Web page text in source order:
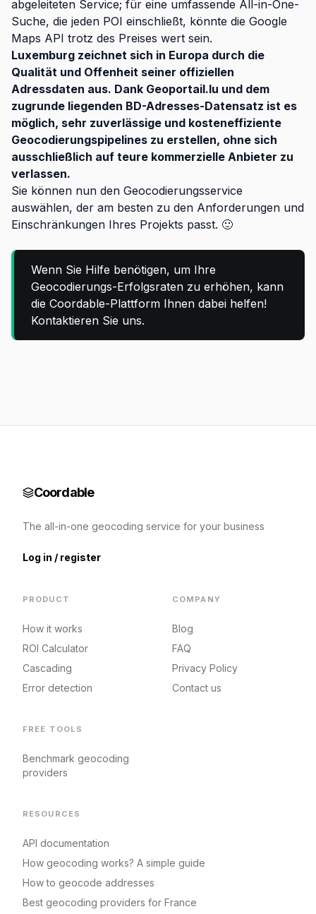
abgeleiteten Service; für eine umfassende All-in-One-
Suche, die jeden POI einschließt, könnte die Google
Maps API trotz des Preises wert sein.
Luxemburg zeichnet sich in Europa durch die
Qualität und Offenheit seiner offiziellen
Adressdaten aus. Dank Geoportail.lu und dem
zugrunde liegenden BD-Adresses-Datensatz ist es
möglich, sehr zuverlässige und kosteneffiziente
Geocodierungspipelines zu erstellen, ohne sich
ausschließlich auf teure kommerzielle Anbieter zu
verlassen.
Sie können nun den Geocodierungsservice
auswählen, der am besten zu den Anforderungen und
Einschränkungen Ihres Projekts passt. 🙂
Wenn Sie Hilfe benötigen, um Ihre
Geocodierungs-Erfolgsraten zu erhöhen, kann
die Coordable-Plattform Ihnen dabei helfen!
Kontaktieren Sie uns.
Coordable
The all-in-one geocoding service for your business
Log in / register
PRODUCT
How it works
ROI Calculator
Cascading
Error detection
COMPANY
Blog
FAQ
Privacy Policy
Contact us
FREE TOOLS
Benchmark geocoding
providers
RESOURCES
API documentation
How geocoding works? A simple guide
How to geocode addresses
Best geocoding providers for France